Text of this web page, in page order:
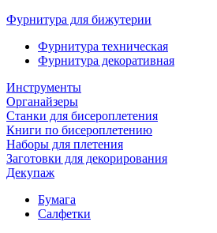
Фурнитура для бижутерии
Фурнитура техническая
Фурнитура декоративная
Инструменты
Органайзеры
Станки для бисероплетения
Книги по бисероплетению
Наборы для плетения
Заготовки для декорирования
Декупаж
Бумага
Салфетки